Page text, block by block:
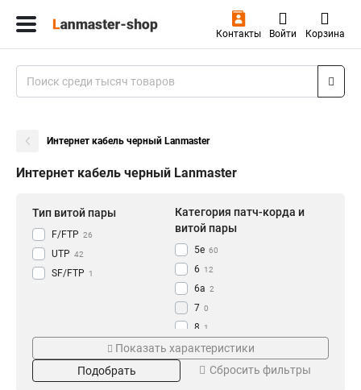
Контакты Войти Корзина
Интернет кабель черный Lanmaster
Интернет кабель черный Lanmaster
Тип витой пары
F/FTP 26
UTP 42
SF/FTP 1
Категория патч-корда и
витой пары
5e 60
6 12
6a 2
7 0
8 1
Материал проводника
Медь 84
Показать характеристики
Подобрать
Сбросить фильтры